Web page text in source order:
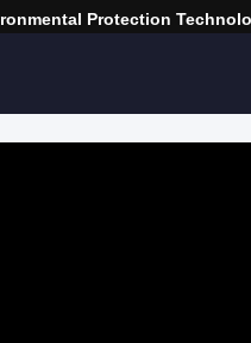
Protection